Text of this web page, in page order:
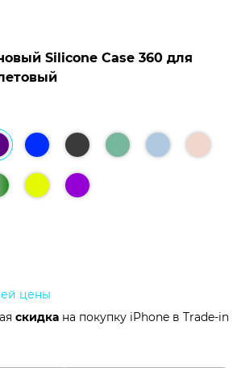
Silicone Case 360 для
цены
скидка на покупку iPhone в Trade-in